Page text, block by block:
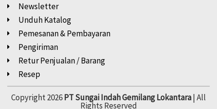
Newsletter
Unduh Katalog
Pemesanan & Pembayaran
Pengiriman
Retur Penjualan / Barang
Resep
Copyright 2026PT Sungai Indah Gemilang Lokantara| All
Rights Reserved